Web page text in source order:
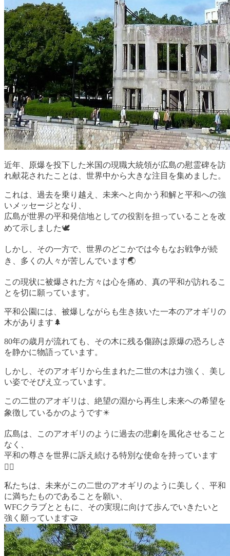
近年、原爆を投下した米国の現職大統領が広島の慰霊碑を訪
れ献花されたことは、世界中から大きな注目を集めました。
これは、過去を乗り越え、未来へと向かう和解と平和への強
いメッセージとなり、
広島が世界の平和発信地としての役割を担っていることを改
めて示しました🕊️
しかし、その一方で、世界のどこかでは今もなお戦争が続
き、多くの人々が苦しんでいます🌏
この現状に被爆された方々は心を痛め、真の平和が訪れるこ
とを切に願っています。
平和公園には、被爆しながらも生き抜いた一本のアオギリの
木があります🌲
80年の歳月が流れても、その木に残る傷跡は原爆の恐ろしさ
を静かに物語っています。
しかし、そのアオギリから生まれた二世の木は力強く、美し
い姿でそびえ立っています。
この二世のアオギリは、絶望の淵から再生し未来への希望を
象徴しているかのようです✴️
広島は、このアオギリのように過去の悲劇を風化させること
なく、
平和の尊さを世界に訴え続ける特別な使命を持っています
🏃‍♂️
私たちは、未来がこの二世のアオギリのように美しく、平和
に満ちたものであることを願い、
WFCクラブとともに、その実現に向けて歩んでいきたいと
強く願っています🤝